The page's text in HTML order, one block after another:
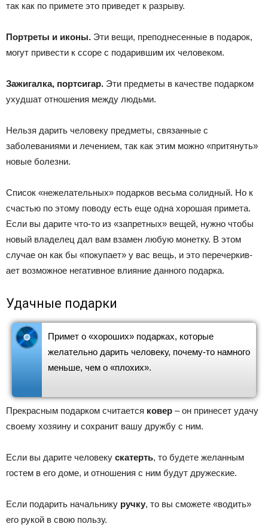
так как по примете это приведет к разрыву.
Портреты и иконы. Эти вещи, преподнесенные в подарок,
могут привести к ссоре с подарившим их человеком.
Зажигалка, портсигар. Эти предметы в качестве подарком
ухудшат отношения между людьми.
Нельзя дарить человеку предметы, связанные с
заболеваниями и лечением, так как этим можно «притянуть»
новые болезни.
Список «нежелательных» подарков весьма солидный. Но к
счастью по этому поводу есть еще одна хорошая примета.
Если вы дарите что-то из «запретных» вещей, нужно чтобы
новый владелец дал вам взамен любую монетку. В этом
случае он как бы «покупает» у вас вещь, и это перечеркив­
ает возможное негативное влияние данного подарка.
Удачные подарки
Примет о «хороших» подарках, которые
желательно дарить человеку, почему-то намного
меньше, чем о «плохих».
Прекрасным подарком считается ковер – он принесет удачу
своему хозяину и сохранит вашу дружбу с ним.
Если вы дарите человеку скатерть, то будете желанным
гостем в его доме, и отношения с ним будут дружеские.
Если подарить начальнику ручку, то вы сможете «водить»
его рукой в свою пользу.